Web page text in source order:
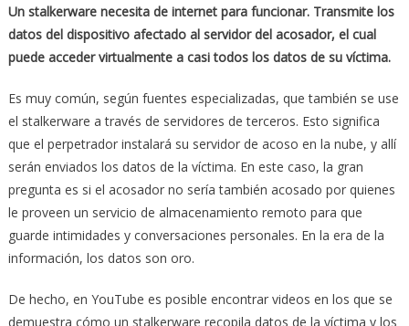
Un stalkerware necesita de internet para funcionar. Transmite los
datos del dispositivo afectado al servidor del acosador, el cual
puede acceder virtualmente a casi todos los datos de su víctima.
Es muy común, según fuentes especializadas, que también se use
el stalkerware a través de servidores de terceros. Esto significa
que el perpetrador instalará su servidor de acoso en la nube, y allí
serán enviados los datos de la víctima. En este caso, la gran
pregunta es si el acosador no sería también acosado por quienes
le proveen un servicio de almacenamiento remoto para que
guarde intimidades y conversaciones personales. En la era de la
información, los datos son oro.
De hecho, en YouTube es posible encontrar videos en los que se
demuestra cómo un stalkerware recopila datos de la víctima y los